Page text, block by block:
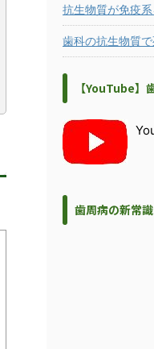
抗生物質が免疫
歯科の抗生物質
【YouTube】
歯周病の新常識